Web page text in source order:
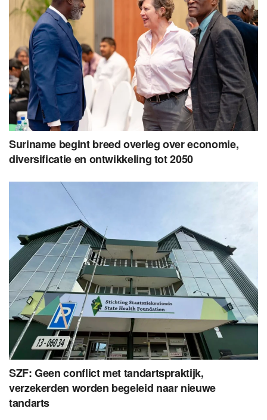
Suriname begint breed overleg over economie,
diversificatie en ontwikkeling tot 2050
SZF: Geen conflict met tandartspraktijk,
verzekerden worden begeleid naar nieuwe
tandarts